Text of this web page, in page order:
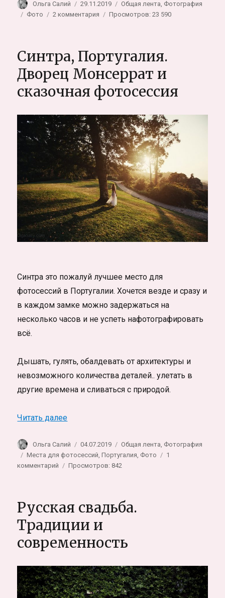
Автор
Ольга Салий Опубликовано
29.11.2019 Рубрики
Общая лента, Фотография
Метки
Фото 2 комментария
TFP
по
всему
миру.
С
и
как
я
работаю
Просмотров: 23 590
Синтра, Португалия.
Дворец Монсеррат и
сказочная фотосессия
Синтра это пожалуй лучшее место для
фотосессий в Португалии. Хочется везде и сразу и
в каждом замке можно задержаться на
несколько часов и не успеть нафотографировать
всё.
Дышать, гулять, обалдевать от архитектуры и
невозможного количества деталей.. улетать в
другие времена и сливаться с природой.
Читать далее«Синтра, Португалия. Дворец Монсеррат
Автор
Ольга Салий Опубликовано
04.07.2019 Рубрики
Общая лента, Фотография
Метки
Места для фотосессий,Португалия, Фото
1
комментарий
Дворец
и
сказочная
фотосессия
Просмотров: 842
Русская свадьба.
Традиции и
современность